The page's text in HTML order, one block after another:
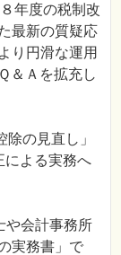
年度の税制改
最新の質疑応
り円滑な運用
＆Ａを拡充し
の見直し」
による実務へ
や会計事務所
実務書」で